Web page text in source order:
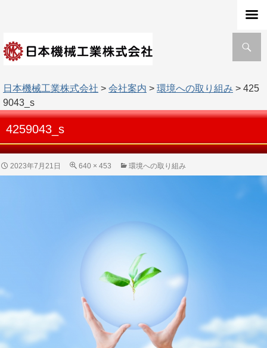
索
日本機械工業株式会社 > 会社案内 > 環境への取り組み > 425
9043_s
4259043_s
2023年7月21日 640 × 453 環境への取り組み